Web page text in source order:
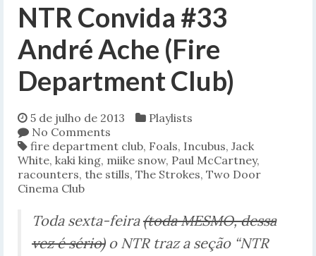
NTR Convida #33
André Ache (Fire
Department Club)
5 de julho de 2013
Playlists
No Comments
fire department club, Foals, Incubus, Jack
White, kaki king, miike snow, Paul McCartney,
racounters, the stills, The Strokes, Two Door
Cinema Club
Toda sexta-feira(toda MESMO, dessa
vez é sério)o NTR traz a seção “NTR